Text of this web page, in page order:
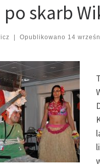
po skarb
Opublikowano 14